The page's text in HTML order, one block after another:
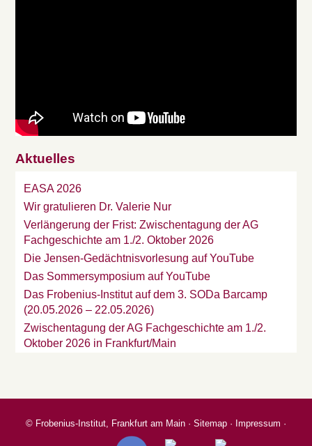
Aktuelles
EASA 2026
Wir gratulieren Dr. Valerie Nur
Verlängerung der Frist: Zwischentagung der AG
Fachgeschichte am 1./2. Oktober 2026
Die Jensen-Gedächtnisvorlesung auf YouTube
Das Sommersymposium auf YouTube
Das Frobenius-Institut auf dem 3. SODa Barcamp
(20.05.2026 – 22.05.2026)
Zwischentagung der AG Fachgeschichte am 1./2.
Oktober 2026 in Frankfurt/Main
© Frobenius-Institut, Frankfurt am Main · Sitemap · Impressum ·